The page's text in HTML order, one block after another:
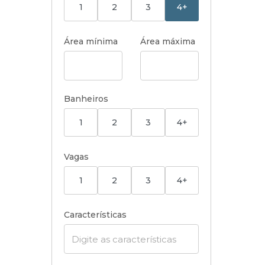
1 2 3 4+
Área mínima Área máxima
Banheiros
1 2 3 4+
Vagas
1 2 3 4+
Características